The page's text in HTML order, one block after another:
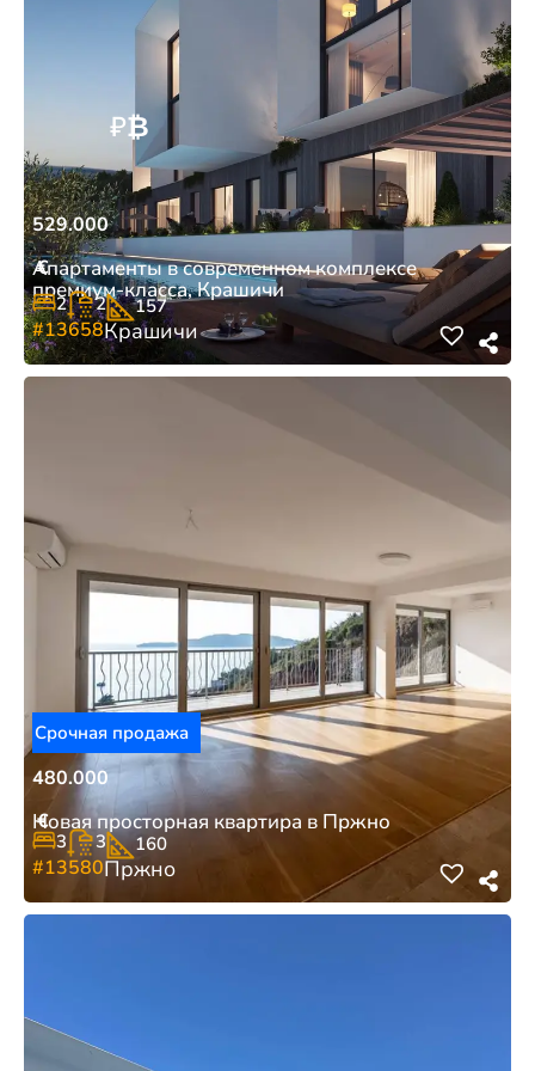
529.000
€
₽₿
Апартаменты в современном комплексе
премиум-класса, Крашичи
2 2 157
#13658Крашичи
480.000
€
Новая просторная квартира в Пржно
3 3 160
#13580Пржно
Срочная продажа